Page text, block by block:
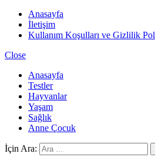
Anasayfa
İletişim
Kullanım Koşulları ve Gizlilik
Close
Anasayfa
Testler
Hayvanlar
Yaşam
Sağlık
Anne Çocuk
İçin Ara: